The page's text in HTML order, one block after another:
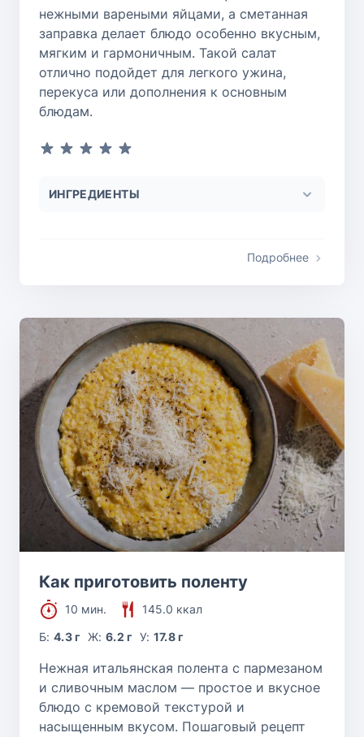
нежными вареными яйцами, а сметанная
заправка делает блюдо особенно вкусным,
мягким и гармоничным. Такой салат
отлично подойдет для легкого ужина,
перекуса или дополнения к основным
блюдам.
ИНГРЕДИЕНТЫ
Подробнее
Как приготовить поленту
10 мин.
145.0 ккал
Б:4.3 г Ж: 6.2 г У: 17.8 г
Нежная итальянская полента с пармезаном
и сливочным маслом — простое и вкусное
блюдо с кремовой текстурой и
насыщенным вкусом. Пошаговый рецепт